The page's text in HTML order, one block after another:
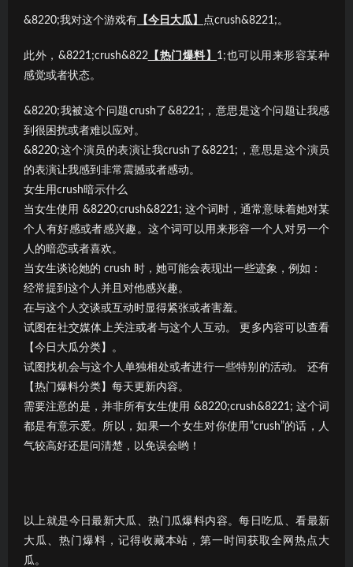
&8220;我对这个游戏有 【今日大瓜】 点crush&8221;。
此外，&8221;crush&822 【热门爆料】 1;也可以用来形容某种
感觉或者状态。
&8220;我被这个问题crush了&8221;，意思是这个问题让我感
到很困扰或者难以应对。
&8220;这个演员的表演让我crush了&8221;，意思是这个演员
的表演让我感到非常震撼或者感动。
女生用crush暗示什么
当女生使用 &8220;crush&8221; 这个词时，通常意味着她对某
个人有好感或者感兴趣。这个词可以用来形容一个人对另一个
人的暗恋或者喜欢。
当女生谈论她的 crush 时，她可能会表现出一些迹象，例如：
经常提到这个人并且对他感兴趣。
在与这个人交谈或互动时显得紧张或者害羞。
试图在社交媒体上关注或者与这个人互动。 更多内容可以查看
【今日大瓜分类】。
试图找机会与这个人单独相处或者进行一些特别的活动。 还有
【热门爆料分类】每天更新内容。
需要注意的是，并非所有女生使用 &8220;crush&8221; 这个词
都是有意示爱。所以，如果一个女生对你使用“crush”的话，人
气较高好还是问清楚，以免误会哟！
以上就是今日最新大瓜、热门瓜爆料内容。每日吃瓜、看最新
大瓜、热门爆料，记得收藏本站，第一时间获取全网热点大
瓜。